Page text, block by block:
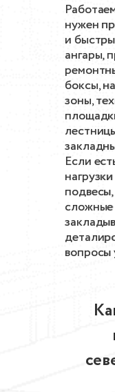
нужен
и
ангары,
боксы,
зоны,
Если
вопросы